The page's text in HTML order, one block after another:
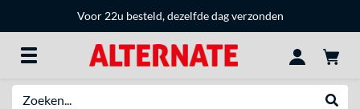
Voor 22u besteld, dezelfde dag verzonden